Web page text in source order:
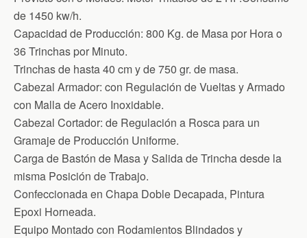
de 1450 kw/h.
Capacidad de Producción: 800 Kg. de Masa por Hora o
36 Trinchas por Minuto.
Trinchas de hasta 40 cm y de 750 gr. de masa.
Cabezal Armador: con Regulación de Vueltas y Armado
con Malla de Acero Inoxidable.
Cabezal Cortador: de Regulación a Rosca para un
Gramaje de Producción Uniforme.
Carga de Bastón de Masa y Salida de Trincha desde la
misma Posición de Trabajo.
Confeccionada en Chapa Doble Decapada, Pintura
Epoxi Horneada.
Equipo Montado con Rodamientos Blindados y